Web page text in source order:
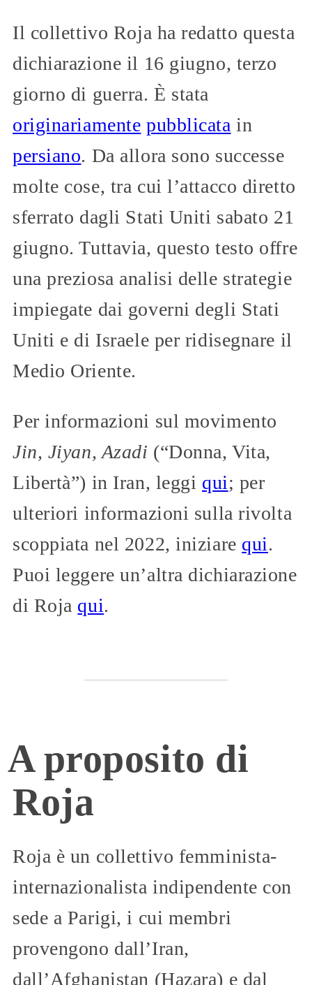
Il collettivo Roja ha redatto questa
dichiarazione il 16 giugno, terzo
giorno di guerra. È stata
originariamente pubblicata in
persiano. Da allora sono successe
molte cose, tra cui l’attacco diretto
sferrato dagli Stati Uniti sabato 21
giugno. Tuttavia, questo testo offre
una preziosa analisi delle strategie
impiegate dai governi degli Stati
Uniti e di Israele per ridisegnare il
Medio Oriente.
Per informazioni sul movimento
Jin, Jiyan, Azadi (“Donna, Vita,
Libertà”) in Iran, leggi qui; per
ulteriori informazioni sulla rivolta
scoppiata nel 2022, iniziare qui.
Puoi leggere un’altra dichiarazione
di Roja qui.
A proposito di
Roja
Roja è un collettivo femminista-
internazionalista indipendente con
sede a Parigi, i cui membri
provengono dall’Iran,
dall’Afghanistan (Hazara) e dal